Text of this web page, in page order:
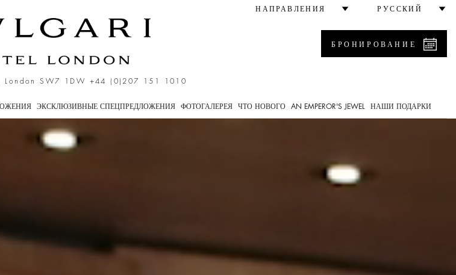
НАПРАВЛЕНИЯ РУССКИЙ
London SW7 1DW +44 (0)207 151 1010
БРОНИРОВАНИЕ
ЭКСКЛЮЗИВНЫЕ СПЕЦПРЕДЛОЖЕНИЯ ФОТОГАЛЕРЕЯ ЧТО НОВОГО AN EMPEROR'S JEWEL НАШИ ПОДАРКИ